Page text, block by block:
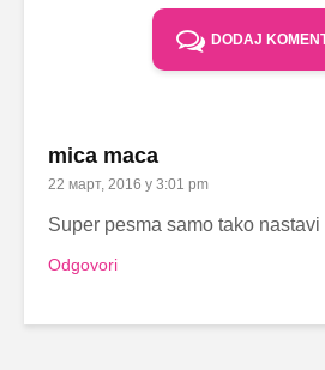
DODAJ
mica maca
22 март, 2016 у 3:01 pm
Super pesma samo tako nastavi
Odgovori